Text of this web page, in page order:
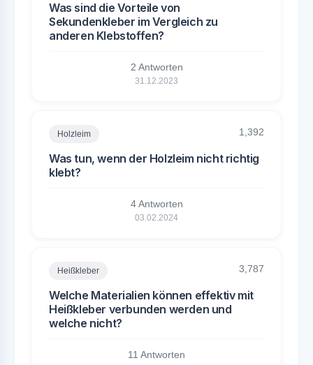
Was sind die Vorteile von
Sekundenkleber im Vergleich zu
anderen Klebstoffen?
2 Antworten
31.12.2023
Holzleim 1,392
Was tun, wenn der Holzleim nicht richtig
klebt?
4 Antworten
03.02.2024
Heißkleber 3,787
Welche Materialien können effektiv mit
Heißkleber verbunden werden und
welche nicht?
11 Antworten